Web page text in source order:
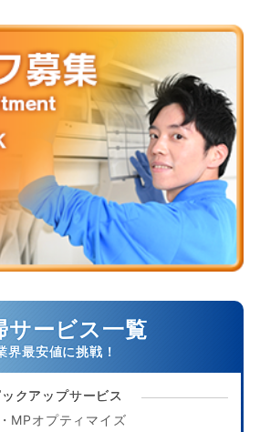
サービス一覧
ックアップサービス
MPオプティマイズ